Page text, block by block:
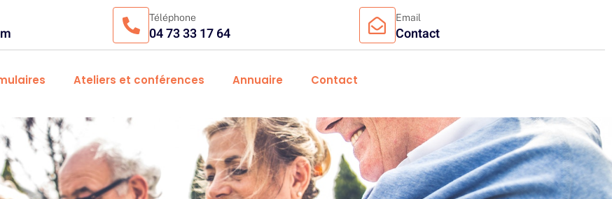
Téléphone
04 73 33 17 64
Email
Contact
Ateliers et conférences Annuaire Contact